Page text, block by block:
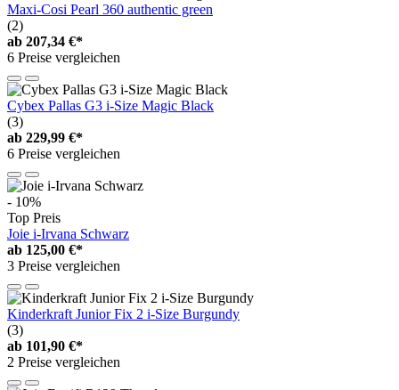
Maxi-Cosi Pearl 360 authentic green
(2)
ab 207,34 €*
6 Preise vergleichen
Cybex Pallas G3 i-Size Magic Black
(3)
ab 229,99 €*
6 Preise vergleichen
- 10%
Top Preis
Joie i-Irvana Schwarz
ab 125,00 €*
3 Preise vergleichen
Kinderkraft Junior Fix 2 i-Size Burgundy
(3)
ab 101,90 €*
2 Preise vergleichen